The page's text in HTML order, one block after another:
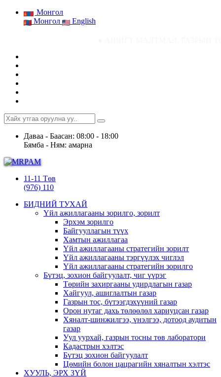
Монгол
Монгол
English
Даваа - Баасан: 08:00 - 18:00
Бямба - Ням: амарна
11-11 Төв
(976) 110
БИДНИЙ ТУХАЙ
Үйл ажиллагааны зорилго, зорилт
Эрхэм зорилго
Байгууллагын түүх
Хамтын ажиллагаа
Үйл ажиллагааны стратегийн зорилт
Үйл ажиллагааны тэргүүлэх чиглэл
Үйл ажиллагааны стратегийн зорилго
Бүтэц, зохион байгуулалт, чиг үүрэг
Төрийн захиргааны удирдлагын газар
Хайгуул, ашиглалтын газар
Газрын тос, бүтээгдэхүүний газар
Орон нутаг дахь төлөөлөл хариуцсан газар
Хяналт-шинжилгээ, үнэлгээ, дотоод аудитын
газар
Уул уурхай, газрын тосны төв лаборатори
Кадастрын хэлтэс
Бүтэц зохион байгуулалт
Цөмийн болон цацрагийн хяналтын хэлтэс
ХУУЛЬ, ЭРХ ЗҮЙ